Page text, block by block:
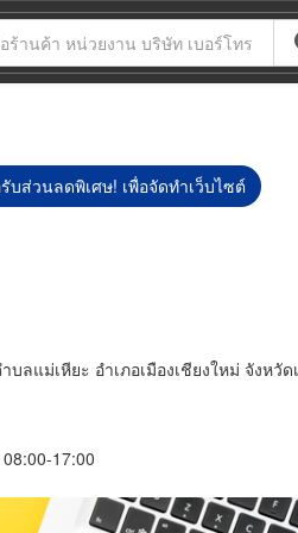
ส่วนลดพิเศษ! เพื่อจัดทำเว็บไซต์
แม่เหียะ อำเภอเมืองเชียงใหม่ จังหวัด
17:00